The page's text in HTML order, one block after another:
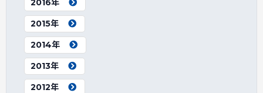
2016年
2015年
2014年
2013年
2012年